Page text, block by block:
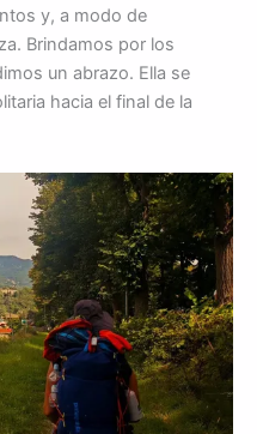
y, a modo de
Brindamos por los
un abrazo. Ella se
hacia el final de la